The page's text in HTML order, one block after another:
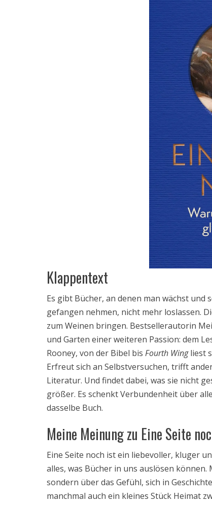
Klappentext
Es gibt Bücher, an denen man wächst und
gefangen nehmen, nicht mehr loslassen.
zum Weinen bringen. Bestsellerautorin
und Garten einer weiteren Passion: dem
Rooney, von der Bibel bis Fourth Wingliest
Erfreut sich an Selbstversuchen, trifft
Literatur. Und findet dabei, was sie nicht
größer. Es schenkt Verbundenheit über
dasselbe Buch.
Meine Meinung zu Eine Seite
Eine Seite noch ist ein liebevoller, kluger
alles, was Bücher in uns auslösen
sondern über das Gefühl, sich in
manchmal auch ein kleines Stück Heimat